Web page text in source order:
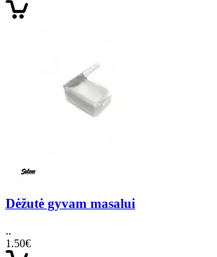
Dėžutė gyvam masalui
..
1.50€